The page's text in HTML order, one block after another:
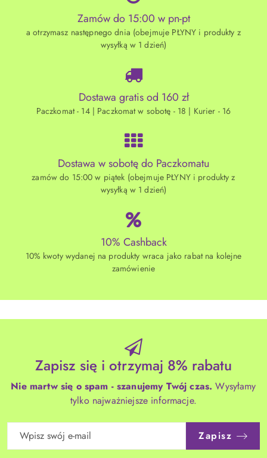
Zamów do 15:00 w pn-pt
a otrzymasz następnego dnia (obejmuje PŁYNY i produkty z
wysyłką w 1 dzień)
Dostawa gratis od 160 zł
Paczkomat - 14 | Paczkomat w sobotę - 18 | Kurier - 16
Dostawa w sobotę do Paczkomatu
zamów do 15:00 w piątek (obejmuje PŁYNY i produkty z
wysyłką w 1 dzień)
10% Cashback
10% kwoty wydanej na produkty wraca jako rabat na kolejne
zamówienie
Zapisz się i otrzymaj 8% rabatu
Nie martw się o spam - szanujemy Twój czas. Wysyłamy
tylko najważniejsze informacje.
Zapisz